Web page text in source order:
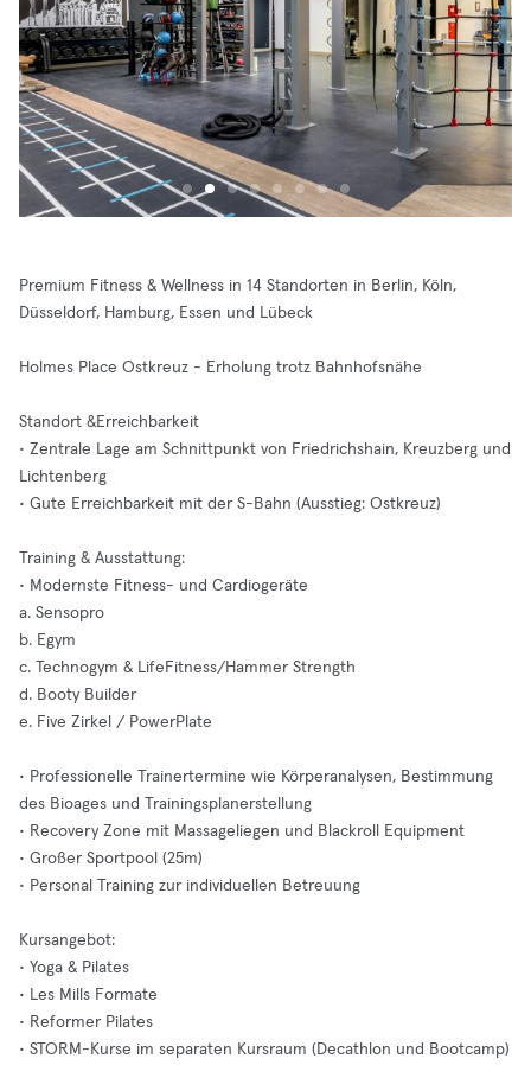
Premium Fitness & Wellness in 14 Standorten in Berlin, Köln,
Düsseldorf, Hamburg, Essen und Lübeck
Holmes Place Ostkreuz - Erholung trotz Bahnhofsnähe
Standort &Erreichbarkeit
• Zentrale Lage am Schnittpunkt von Friedrichshain, Kreuzberg und
Lichtenberg
• Gute Erreichbarkeit mit der S-Bahn (Ausstieg: Ostkreuz)
Training & Ausstattung:
• Modernste Fitness- und Cardiogeräte
a. Sensopro
b. Egym
c. Technogym & LifeFitness/Hammer Strength
d. Booty Builder
e. Five Zirkel / PowerPlate
• Professionelle Trainertermine wie Körperanalysen, Bestimmung
des Bioages und Trainingsplanerstellung
• Recovery Zone mit Massageliegen und Blackroll Equipment
• Großer Sportpool (25m)
• Personal Training zur individuellen Betreuung
Kursangebot:
• Yoga & Pilates
• Les Mills Formate
• Reformer Pilates
• STORM-Kurse im separaten Kursraum (Decathlon und Bootcamp)